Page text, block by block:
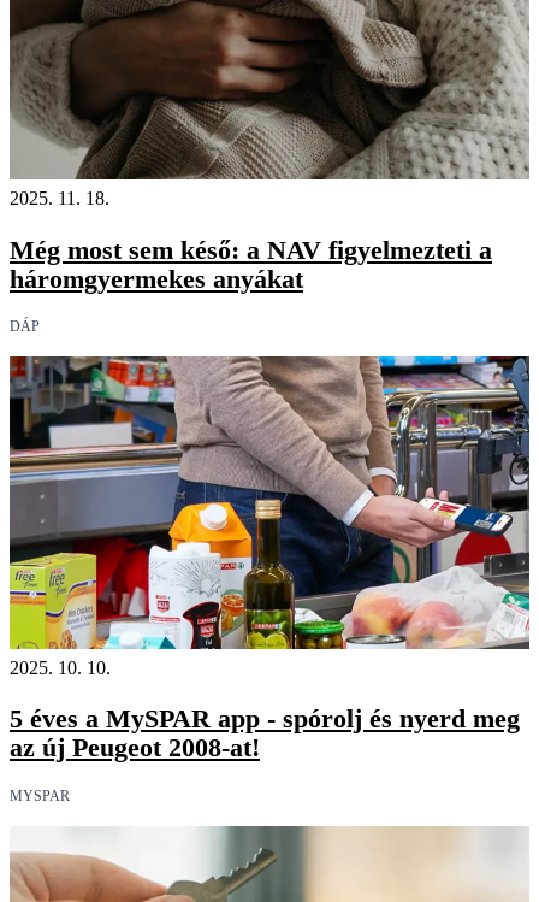
2025. 11. 18.
Még most sem késő: a NAV figyelmezteti a
háromgyermekes anyákat
DÁP
2025. 10. 10.
5 éves a MySPAR app - spórolj és nyerd meg
az új Peugeot 2008-at!
MYSPAR